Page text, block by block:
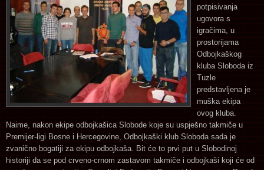
potpisivanja
ugovora s
igračima, u
prostorijama
Odbojkaškog
kluba Sloboda iz
Tuzle
predstavljena je
muška ekipa
ovog kluba.
Naime, nakon ekipe odbojkašica Slobode koje su uspješno takmiče u
Premijer-ligi Bosne i Hercegovine, Odbojkaški klub Sloboda sada je
zvanično bogatiji za ekipu odbojkaša. Bit će to prvi put u Slobodinoj
historiji da se pod crveno-crnom zastavom takmiče i odbojkaši koji će od